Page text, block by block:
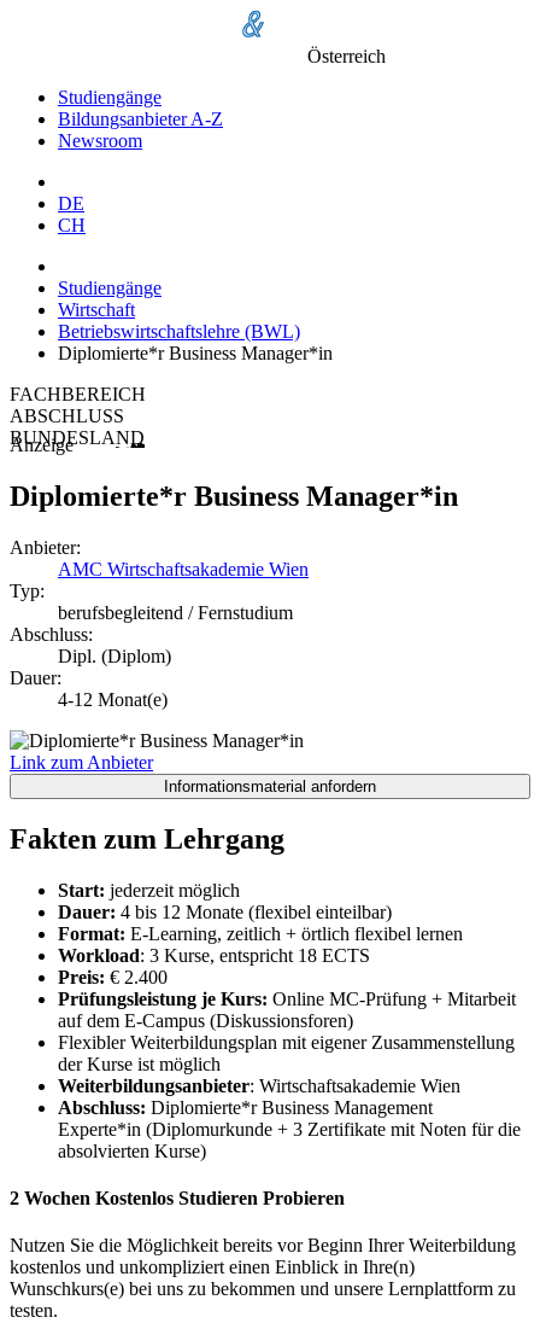
Österreich
Studiengänge
Bildungsanbieter A-Z
Newsroom
DE
CH
Studiengänge
Wirtschaft
Betriebswirtschaftslehre (BWL)
Diplomierte*r Business Manager*in
FACHBEREICH
ABSCHLUSS
BUNDESLAND
Anzeige
Diplomierte*r Business Manager*in
Anbieter:
AMC Wirtschaftsakademie Wien
Typ:
berufsbegleitend / Fernstudium
Abschluss:
Dipl. (Diplom)
Dauer:
4-12 Monat(e)
Link zum Anbieter
Fakten zum Lehrgang
Start: jederzeit möglich
Dauer: 4 bis 12 Monate (flexibel einteilbar)
Format: E-Learning, zeitlich + örtlich flexibel lernen
Workload: 3 Kurse, entspricht 18 ECTS
Preis: € 2.400
Prüfungsleistung je Kurs: Online MC-Prüfung + Mitarbeit
auf dem E-Campus (Diskussionsforen)
Flexibler Weiterbildungsplan mit eigener Zusammenstellung
der Kurse ist möglich
Weiterbildungsanbieter: Wirtschaftsakademie Wien
Abschluss: Diplomierte*r Business Management
Experte*in (Diplomurkunde + 3 Zertifikate mit Noten für die
absolvierten Kurse)
2 Wochen Kostenlos Studieren Probieren
Nutzen Sie die Möglichkeit bereits vor Beginn Ihrer Weiterbildung
kostenlos und unkompliziert einen Einblick in Ihre(n)
Wunschkurs(e) bei uns zu bekommen und unsere Lernplattform zu
testen.